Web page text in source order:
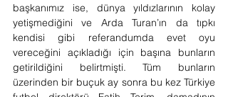
başkanımız ise, dünya yıldızlarının kolay
yetişmediğini ve Arda Turan’ın da tıpkı
kendisi gibi referandumda evet oyu
vereceğini açıkladığı için başına bunların
getirildiğini belirtmişti. Tüm bunların
üzerinden bir buçuk ay sonra bu kez Türkiye